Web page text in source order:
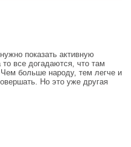
показать активную
все догадаются, что там
больше народу, тем легче и
Но это уже другая